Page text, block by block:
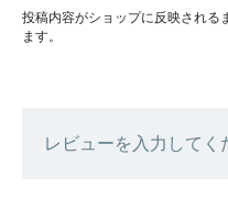
投稿内容がショップに反映される
ます。
レビューを入力してく